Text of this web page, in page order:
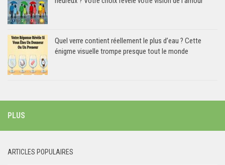
Quel verre contient réellement le plus d’eau ? Cette
énigme visuelle trompe presque tout le monde
PLUS
ARTICLES POPULAIRES